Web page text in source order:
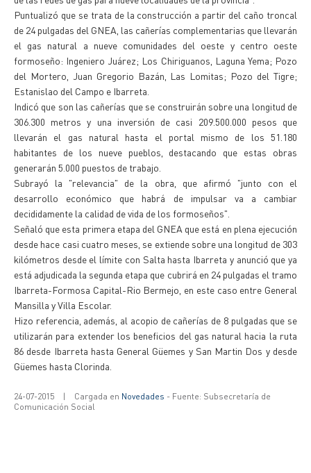
Puntualizó que se trata de la construcción a partir del caño troncal
de 24 pulgadas del GNEA, las cañerías complementarias que llevarán
el gas natural a nueve comunidades del oeste y centro oeste
formoseño: Ingeniero Juárez; Los Chiriguanos, Laguna Yema; Pozo
del Mortero, Juan Gregorio Bazán, Las Lomitas; Pozo del Tigre;
Estanislao del Campo e Ibarreta.
Indicó que son las cañerías que se construirán sobre una longitud de
306.300 metros y una inversión de casi 209.500.000 pesos que
llevarán el gas natural hasta el portal mismo de los 51.180
habitantes de los nueve pueblos, destacando que estas obras
generarán 5.000 puestos de trabajo.
Subrayó la "relevancia" de la obra, que afirmó "junto con el
desarrollo económico que habrá de impulsar va a cambiar
decididamente la calidad de vida de los formoseños".
Señaló que esta primera etapa del GNEA que está en plena ejecución
desde hace casi cuatro meses, se extiende sobre una longitud de 303
kilómetros desde el límite con Salta hasta Ibarreta y anunció que ya
está adjudicada la segunda etapa que cubrirá en 24 pulgadas el tramo
Ibarreta-Formosa Capital-Rio Bermejo, en este caso entre General
Mansilla y Villa Escolar.
Hizo referencia, además, al acopio de cañerías de 8 pulgadas que se
utilizarán para extender los beneficios del gas natural hacia la ruta
86 desde Ibarreta hasta General Güemes y San Martin Dos y desde
Güemes hasta Clorinda.
24-07-2015 | Cargada en Novedades - Fuente: Subsecretaría de
Comunicación Social